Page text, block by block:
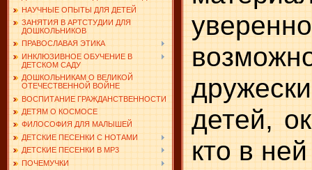
НАУЧНЫЕ ОПЫТЫ ДЛЯ ДЕТЕЙ
ЗАНЯТИЯ В АРТСТУДИИ ДЛЯ
ДОШКОЛЬНИКОВ
ПРАВОСЛАВАЯ ЭТИКА
ИНКЛЮЗИВНОЕ ОБУЧЕНИЕ В
ДЕТСКОМ САДУ
ДОШКОЛЬНИКАМ О ВЕЛИКОЙ
ОТЕЧЕСТВЕННОЙ ВОЙНЕ
ВОСПИТАНИЕ ГРАЖДАНСТВЕННОСТИ
ДЕТЯМ О КОСМОСЕ
ФИЛОСОФИЯ ДЛЯ МАЛЫШЕЙ
ДЕТСКИЕ ПЕСЕНКИ С НОТАМИ
ДЕТСКИЕ ПЕСЕНКИ В MP3
ПОЧЕМУЧКИ
детей,
кто в